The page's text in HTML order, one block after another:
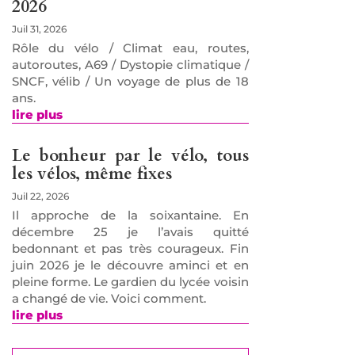
2026
Juil 31, 2026
Rôle du vélo / Climat eau, routes,
autoroutes, A69 / Dystopie climatique /
SNCF, vélib / Un voyage de plus de 18
ans.
lire plus
Le bonheur par le vélo, tous
les vélos, même fixes
Juil 22, 2026
Il approche de la soixantaine. En
décembre 25 je l’avais quitté
bedonnant et pas très courageux. Fin
juin 2026 je le découvre aminci et en
pleine forme. Le gardien du lycée voisin
a changé de vie. Voici comment.
lire plus